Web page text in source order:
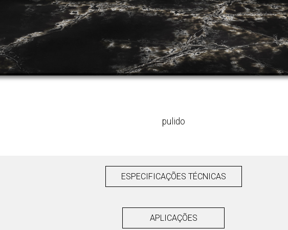
pulido
ESPECIFICAÇÕES TÉCNICAS
APLICAÇÕES